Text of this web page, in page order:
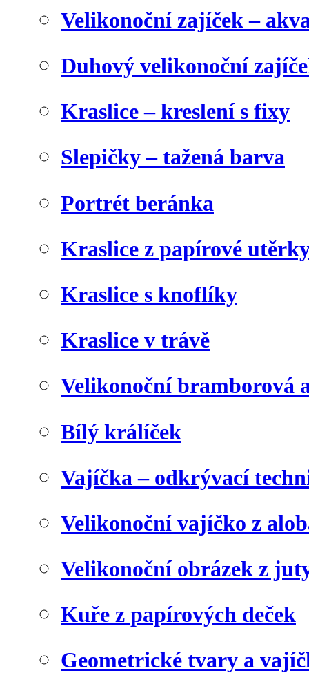
Velikonoční zajíček –
Duhový velikonoční
Kraslice – kreslení s fixy
Slepičky – tažená barva
Portrét beránka
Kraslice z papírové
Kraslice s knoflíky
Kraslice v trávě
Velikonoční bramborová
Bílý králíček
Vajíčka – odkrývací
Velikonoční vajíčko z
Velikonoční obrázek z
Kuře z papírových deček
Geometrické tvary a